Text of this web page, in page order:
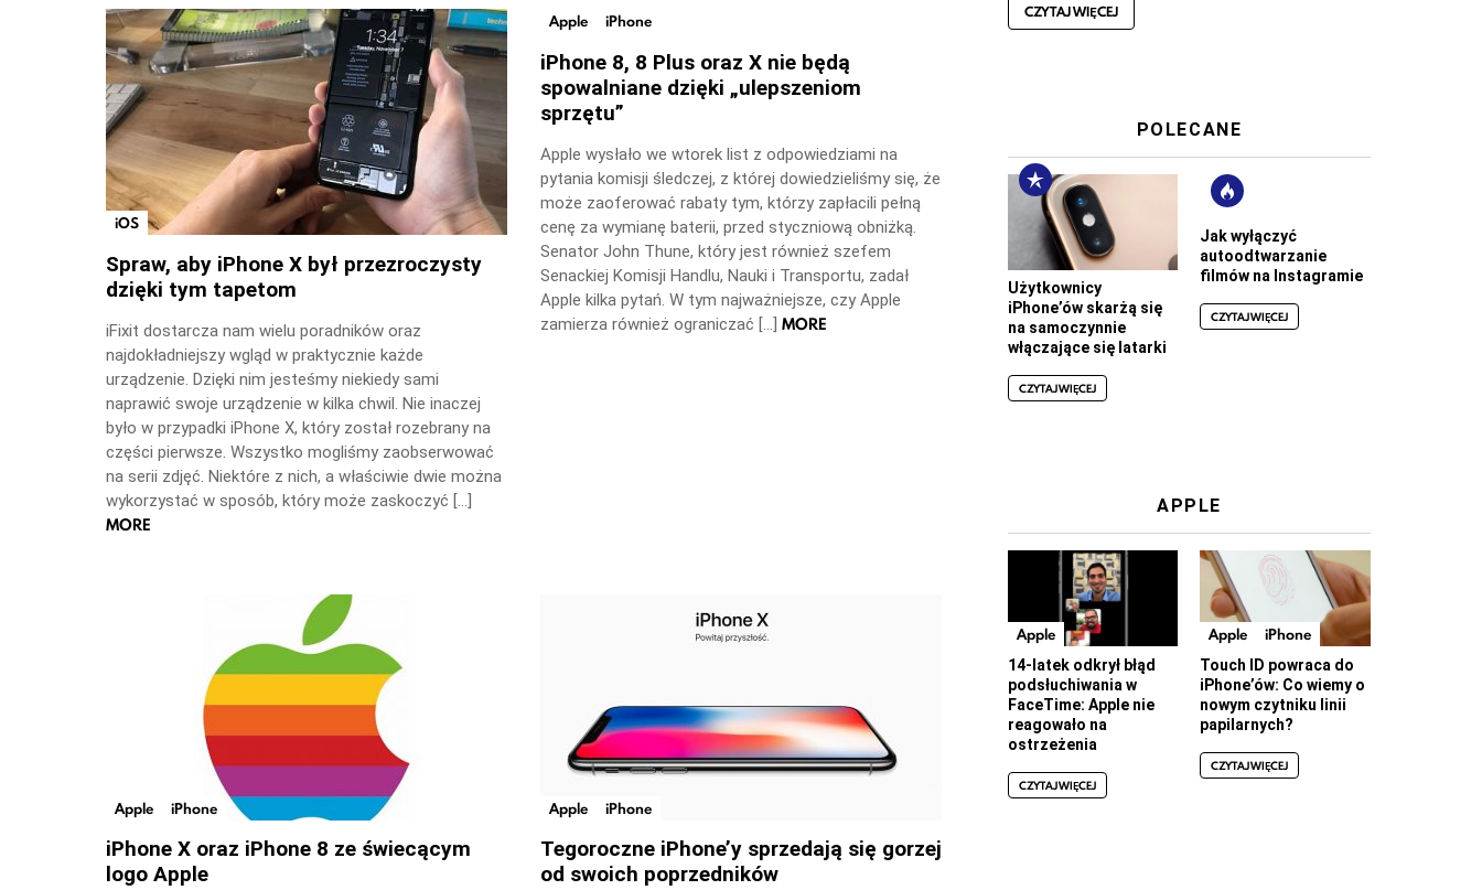
iOS
Spraw, aby iPhone X był przezroczysty
dzięki tym tapetom
iFixit dostarcza nam wielu poradników oraz
najdokładniejszy wgląd w praktycznie każde
urządzenie. Dzięki nim jesteśmy niekiedy sami
naprawić swoje urządzenie w kilka chwil. Nie inaczej
było w przypadki iPhone X, który został rozebrany na
części pierwsze. Wszystko mogliśmy zaobserwować
na serii zdjęć. Niektóre z nich, a właściwie dwie można
wykorzystać w sposób, który może zaskoczyć […]
MORE
Apple iPhone
iPhone 8, 8 Plus oraz X nie będą
spowalniane dzięki „ulepszeniom
sprzętu”
Apple wysłało we wtorek list z odpowiedziami na
pytania komisji śledczej, z której dowiedzieliśmy się, że
może zaoferować rabaty tym, którzy zapłacili pełną
cenę za wymianę baterii, przed styczniową obniżką.
Senator John Thune, który jest również szefem
Senackiej Komisji Handlu, Nauki i Transportu, zadał
Apple kilka pytań. W tym najważniejsze, czy Apple
zamierza również ograniczać […] MORE
Apple iPhone
iPhone X oraz iPhone 8 ze świecącym
logo Apple
Apple iPhone
Tegoroczne iPhone’y sprzedają się gorzej
od swoich poprzedników
CZYTAJ WIĘCEJ
POLECANE
Użytkownicy
iPhone’ów skarżą się
na samoczynnie
włączające się latarki
CZYTAJ WIĘCEJ
Jak wyłączyć
autoodtwarzanie
filmów na Instagramie
CZYTAJ WIĘCEJ
APPLE
Apple
14-latek odkrył błąd
podsłuchiwania w
FaceTime: Apple nie
reagowało na
ostrzeżenia
CZYTAJ WIĘCEJ
Apple iPhone
Touch ID powraca do
iPhone’ów: Co wiemy o
nowym czytniku linii
papilarnych?
CZYTAJ WIĘCEJ